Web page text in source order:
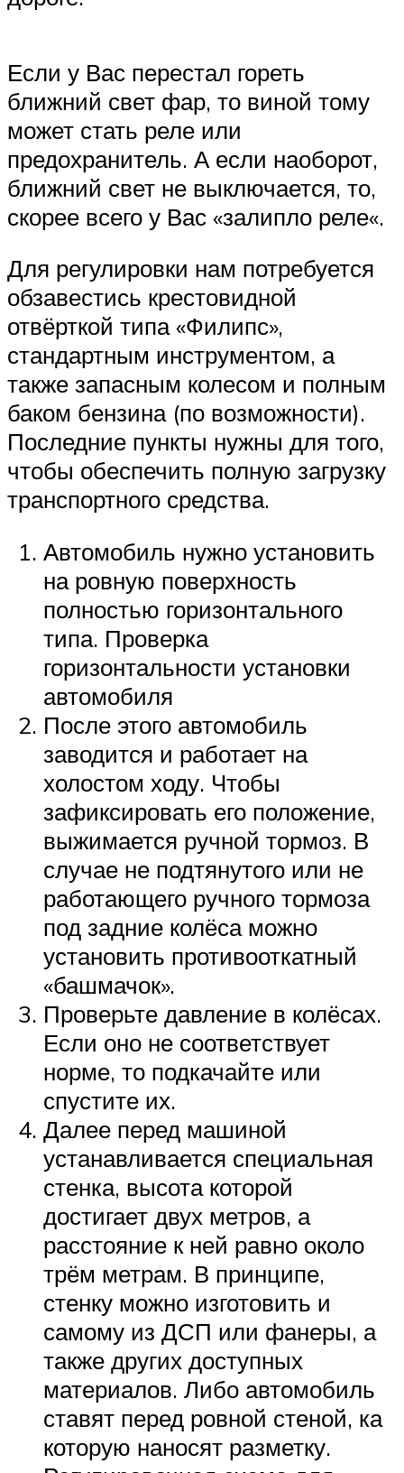
Если у Вас перестал гореть
ближний свет фар, то виной тому
может стать реле или
предохранитель. А если наоборот,
ближний свет не выключается, то,
скорее всего у Вас «залипло реле«.
Для регулировки нам потребуется
обзавестись крестовидной
отвёрткой типа «Филипс»,
стандартным инструментом, а
также запасным колесом и полным
баком бензина (по возможности).
Последние пункты нужны для того,
чтобы обеспечить полную загрузку
транспортного средства.
Автомобиль нужно установить
на ровную поверхность
полностью горизонтального
типа. Проверка
горизонтальности установки
автомобиля
После этого автомобиль
заводится и работает на
холостом ходу. Чтобы
зафиксировать его положение,
выжимается ручной тормоз. В
случае не подтянутого или не
работающего ручного тормоза
под задние колёса можно
установить противооткатный
«башмачок».
Проверьте давление в колёсах.
Если оно не соответствует
норме, то подкачайте или
спустите их.
Далее перед машиной
устанавливается специальная
стенка, высота которой
достигает двух метров, а
расстояние к ней равно около
трём метрам. В принципе,
стенку можно изготовить и
самому из ДСП или фанеры, а
также других доступных
материалов. Либо автомобиль
ставят перед ровной стеной, ка
которую наносят разметку.